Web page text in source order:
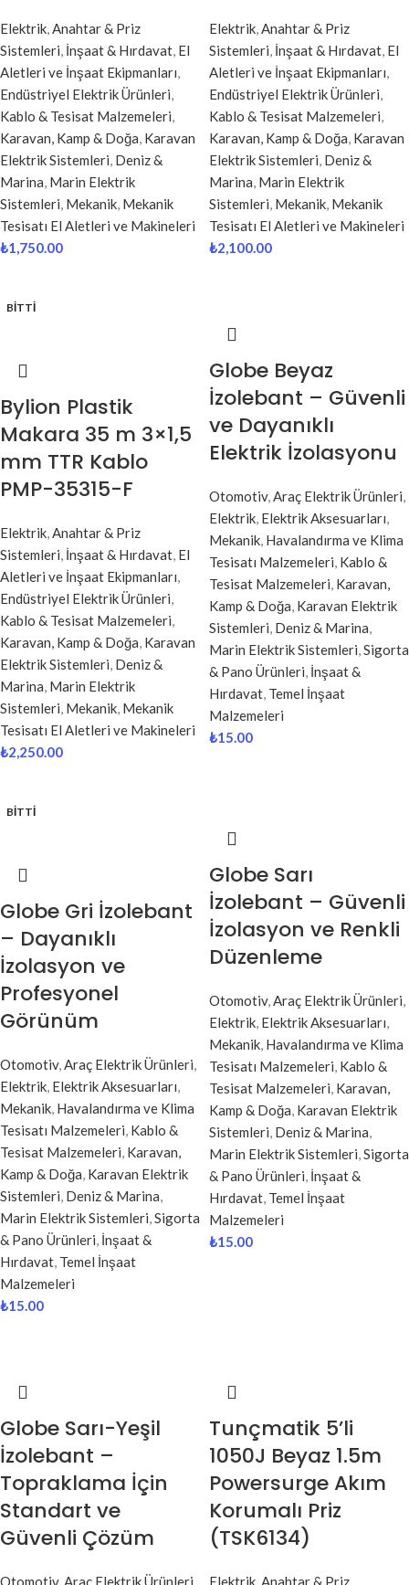
Elektrik,Anahtar & Priz
Sistemleri, İnşaat & Hırdavat, El
Aletleri ve İnşaat Ekipmanları,
Endüstriyel Elektrik Ürünleri,
Kablo & Tesisat Malzemeleri,
Karavan, Kamp & Doğa, Karavan
Elektrik Sistemleri, Deniz &
Marina, Marin Elektrik
Sistemleri, Mekanik, Mekanik
Tesisatı El Aletleri ve Makineleri
₺1,750.00
Elektrik,Anahtar & Priz
Sistemleri, İnşaat & Hırdavat, El
Aletleri ve İnşaat Ekipmanları,
Endüstriyel Elektrik Ürünleri,
Kablo & Tesisat Malzemeleri,
Karavan, Kamp & Doğa, Karavan
Elektrik Sistemleri, Deniz &
Marina, Marin Elektrik
Sistemleri, Mekanik, Mekanik
Tesisatı El Aletleri ve Makineleri
₺2,100.00
BITTI
Bylion Plastik
Makara 35 m 3×1,5
mm TTR Kablo
PMP-35315-F
Elektrik,Anahtar & Priz
Sistemleri, İnşaat & Hırdavat, El
Aletleri ve İnşaat Ekipmanları,
Endüstriyel Elektrik Ürünleri,
Kablo & Tesisat Malzemeleri,
Karavan, Kamp & Doğa, Karavan
Elektrik Sistemleri, Deniz &
Marina, Marin Elektrik
Sistemleri, Mekanik, Mekanik
Tesisatı El Aletleri ve Makineleri
₺2,250.00
Globe Beyaz
İzolebant – Güvenli
ve Dayanıklı
Elektrik İzolasyonu
Otomotiv,Araç Elektrik Ürünleri,
Elektrik, Elektrik Aksesuarları,
Mekanik, Havalandırma ve Klima
Tesisatı Malzemeleri, Kablo &
Tesisat Malzemeleri, Karavan,
Kamp & Doğa, Karavan Elektrik
Sistemleri, Deniz & Marina,
Marin Elektrik Sistemleri,Sigorta
& Pano Ürünleri, İnşaat &
Hırdavat, Temel İnşaat
Malzemeleri
₺15.00
BITTI
Globe Gri İzolebant
– Dayanıklı
İzolasyon ve
Profesyonel
Görünüm
Otomotiv,Araç Elektrik Ürünleri,
Elektrik, Elektrik Aksesuarları,
Mekanik, Havalandırma ve Klima
Tesisatı Malzemeleri, Kablo &
Tesisat Malzemeleri, Karavan,
Kamp & Doğa, Karavan Elektrik
Sistemleri, Deniz & Marina,
Marin Elektrik Sistemleri,Sigorta
& Pano Ürünleri, İnşaat &
Hırdavat, Temel İnşaat
Malzemeleri
₺15.00
Globe Sarı
İzolebant – Güvenli
İzolasyon ve Renkli
Düzenleme
Otomotiv,Araç Elektrik Ürünleri,
Elektrik, Elektrik Aksesuarları,
Mekanik, Havalandırma ve Klima
Tesisatı Malzemeleri, Kablo &
Tesisat Malzemeleri, Karavan,
Kamp & Doğa, Karavan Elektrik
Sistemleri, Deniz & Marina,
Marin Elektrik Sistemleri,Sigorta
& Pano Ürünleri, İnşaat &
Hırdavat, Temel İnşaat
Malzemeleri
₺15.00
Globe Sarı-Yeşil
İzolebant –
Topraklama İçin
Standart ve
Güvenli Çözüm
Otomotiv, Araç Elektrik Ürünleri
Tunçmatik 5’li
1050J Beyaz 1.5m
Powersurge Akım
Korumalı Priz
(TSK6134)
Elektrik Anahtar & Priz